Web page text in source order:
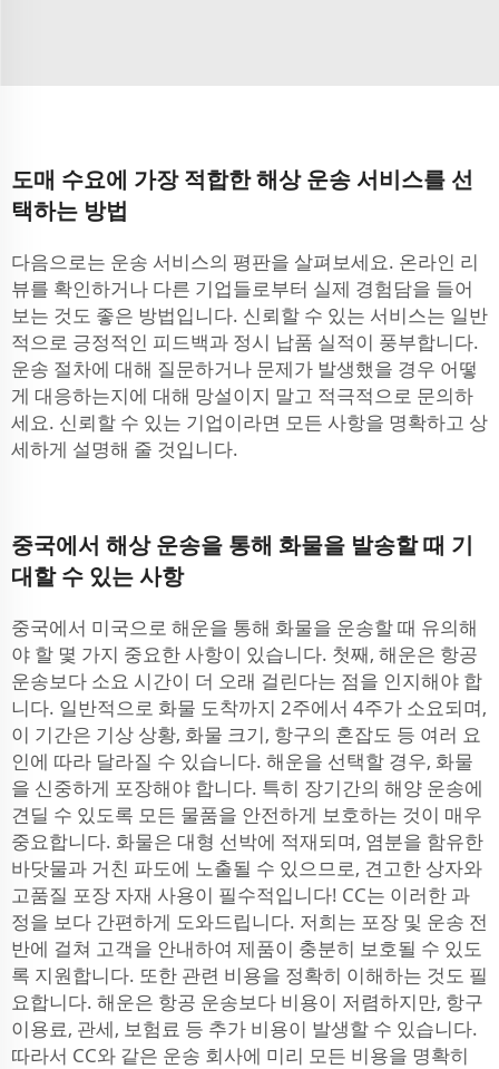
도매 수요에 가장 적합한 해상 운송 서비스를 선
택하는 방법
다음으로는 운송 서비스의 평판을 살펴보세요. 온라인 리
뷰를 확인하거나 다른 기업들로부터 실제 경험담을 들어
보는 것도 좋은 방법입니다. 신뢰할 수 있는 서비스는 일반
적으로 긍정적인 피드백과 정시 납품 실적이 풍부합니다.
운송 절차에 대해 질문하거나 문제가 발생했을 경우 어떻
게 대응하는지에 대해 망설이지 말고 적극적으로 문의하
세요. 신뢰할 수 있는 기업이라면 모든 사항을 명확하고 상
세하게 설명해 줄 것입니다.
중국에서 해상 운송을 통해 화물을 발송할 때 기
대할 수 있는 사항
중국에서 미국으로 해운을 통해 화물을 운송할 때 유의해
야 할 몇 가지 중요한 사항이 있습니다. 첫째, 해운은 항공
운송보다 소요 시간이 더 오래 걸린다는 점을 인지해야 합
니다. 일반적으로 화물 도착까지 2주에서 4주가 소요되며,
이 기간은 기상 상황, 화물 크기, 항구의 혼잡도 등 여러 요
인에 따라 달라질 수 있습니다. 해운을 선택할 경우, 화물
을 신중하게 포장해야 합니다. 특히 장기간의 해양 운송에
견딜 수 있도록 모든 물품을 안전하게 보호하는 것이 매우
중요합니다. 화물은 대형 선박에 적재되며, 염분을 함유한
바닷물과 거친 파도에 노출될 수 있으므로, 견고한 상자와
고품질 포장 자재 사용이 필수적입니다! CC는 이러한 과
정을 보다 간편하게 도와드립니다. 저희는 포장 및 운송 전
반에 걸쳐 고객을 안내하여 제품이 충분히 보호될 수 있도
록 지원합니다. 또한 관련 비용을 정확히 이해하는 것도 필
요합니다. 해운은 항공 운송보다 비용이 저렴하지만, 항구
이용료, 관세, 보험료 등 추가 비용이 발생할 수 있습니다.
따라서 CC와 같은 운송 회사에 미리 모든 비용을 명확히